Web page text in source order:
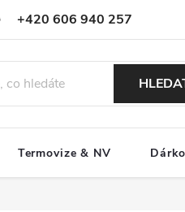
+420 606 940 257
osobních údajů Reklamace a
Termovize & NV